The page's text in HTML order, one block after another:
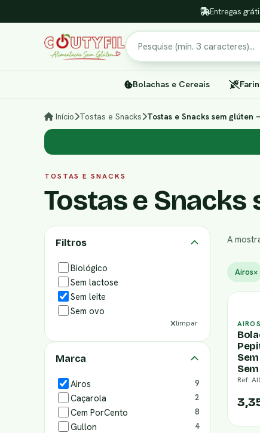
Entregas
Pesquisar
Bolachas e Cereais
Início Tostas e Snacks Tostas e Snacks sem glúten
TOSTAS E SNACKS
Tostas e Snacks
Filtros
Biológico
Sem lactose
Sem leite
Sem ovo
limpar
Marca
Airos 9
Caçarola 2
Cem PorCento 8
Gullon 4
A
Airos×
AIROS
Ref: